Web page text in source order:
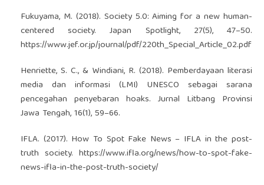
Fukuyama, M. (2018). Society 5.0: Aiming for a new human-
centered society. Japan Spotlight, 27(5), 47–50.
https://www.jef.or.jp/journal/pdf/220th_Special_Article_02.pdf
Henriette, S. C., & Windiani, R. (2018). Pemberdayaan literasi
media dan informasi (LMI) UNESCO sebagai sarana
pencegahan penyebaran hoaks. Jurnal Litbang Provinsi
Jawa Tengah, 16(1), 59–66.
IFLA. (2017). How To Spot Fake News – IFLA in the post-
truth society.https://www.ifla.org/news/how-to-spot-fake-
news-ifla-in-the-post-truth-society/